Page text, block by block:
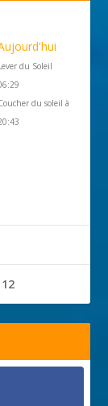
du Soleil
du soleil à